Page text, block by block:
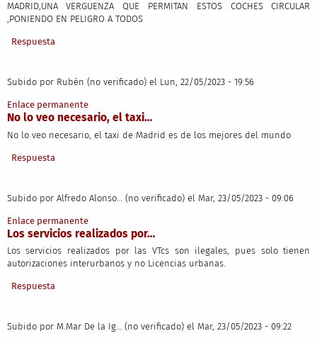
MADRID,UNA VERGUENZA QUE PERMITAN ESTOS COCHES CIRCULAR
,PONIENDO EN PELIGRO A TODOS
Respuesta
Subido por Rubén (no verificado) el Lun, 22/05/2023 - 19:56
Enlace permanente
No lo veo necesario, el taxi…
No lo veo necesario, el taxi de Madrid es de los mejores del mundo
Respuesta
Subido por Alfredo Alonso… (no verificado) el Mar, 23/05/2023 - 09:06
Enlace permanente
Los servicios realizados por…
Los servicios realizados por las VTcs son ilegales, pues solo tienen
autorizaciones interurbanos y no Licencias urbanas.
Respuesta
Subido por M.Mar De la Ig… (no verificado) el Mar, 23/05/2023 - 09:22